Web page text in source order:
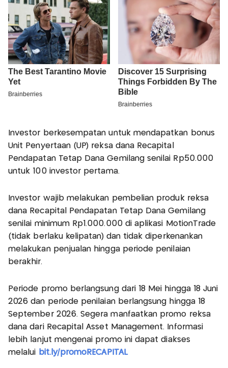
Investor berkesempatan untuk mendapatkan bonus
Unit Penyertaan (UP) reksa dana Recapital
Pendapatan Tetap Dana Gemilang senilai Rp50.000
untuk 100 investor pertama.
Investor wajib melakukan pembelian produk reksa
dana Recapital Pendapatan Tetap Dana Gemilang
senilai minimum Rp1.000.000 di aplikasi MotionTrade
(tidak berlaku kelipatan) dan tidak diperkenankan
melakukan penjualan hingga periode penilaian
berakhir.
Periode promo berlangsung dari 18 Mei hingga 18 Juni
2026 dan periode penilaian berlangsung hingga 18
September 2026. Segera manfaatkan promo reksa
dana dari Recapital Asset Management. Informasi
lebih lanjut mengenai promo ini dapat diakses
melalui bit.ly/promoRECAPITAL